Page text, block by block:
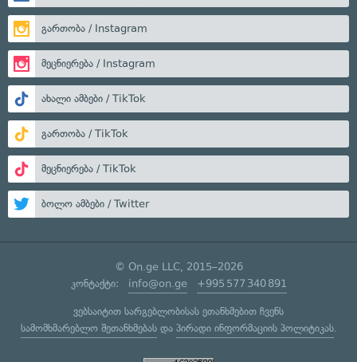
გართობა / Instagram
მეცნიერება / Instagram
ახალი ამბები / TikTok
გართობა / TikTok
მეცნიერება / TikTok
ბოლო ამბები / Twitter
© On.ge LLC, 2015–2026
კონტაქტი: info@on.ge +995 577 340 891
ვებსაიტით სარგებლობისას ეთანხმებით ჩვენს
სამომხმარებლო შეთანხმებასდა პირადი ინფორმაციის პოლიტიკას.